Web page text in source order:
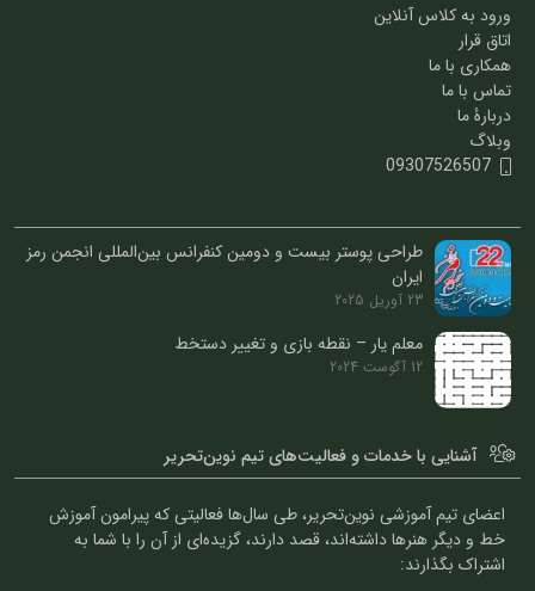
ورود به کلاس آنلاین
اتاق قرار
همکاری با ما
تماس با ما
دربارۀ ما
وبلاگ
09307526507
طراحی پوستر بیست و دومین کنفرانس بین‌المللی انجمن رمز
ایران
23 آوریل 2025
معلم یار – نقطه بازی و تغییر دستخط
12 آگوست 2024
آشنایی با خدمات و فعالیت‌های تیم نوین‌تحریر
اعضای تیم آموزشی نوین‌تحریر، طی سال‌ها فعالیتی که پیرامون آموزش
خط و دیگر هنرها داشته‌اند، قصد دارند، گزیده‌ای از آن را با شما به
اشتراک بگذارند: